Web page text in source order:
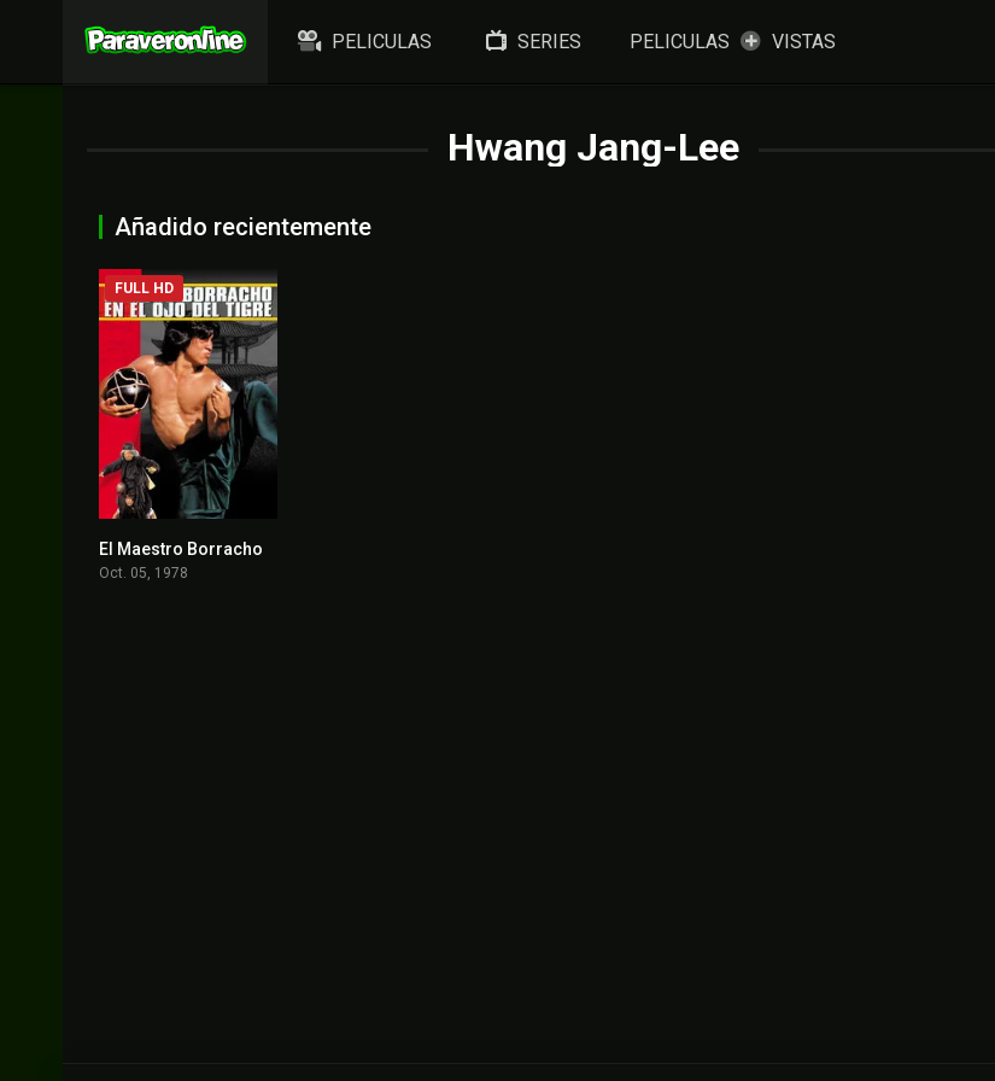
PELICULAS SERIES PELICULAS VISTAS
Hwang Jang-Lee
Añadido recientemente
7.4
FULL HD
El Maestro Borracho
Oct. 05, 1978